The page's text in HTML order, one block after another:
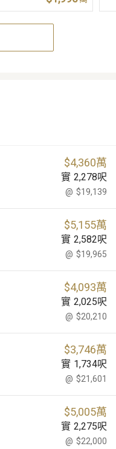
$4,360萬
實 2,278呎
@ $19,139
$5,155萬
實 2,582呎
@ $19,965
$4,093萬
實 2,025呎
@ $20,210
$3,746萬
實 1,734呎
@ $21,601
$5,005萬
實 2,275呎
@ $22,000